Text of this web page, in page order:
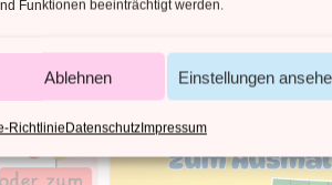
Funktionen beeinträchtigt werden.
Ablehnen Einstellungen
RichtlinieDatenschutzImpressum